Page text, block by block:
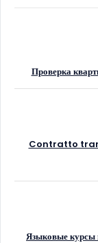
Проверка
Contratto
Языковые курсы